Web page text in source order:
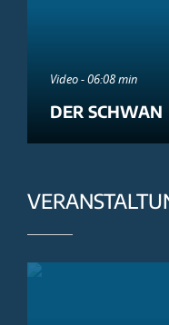
Video - 06:08 min
DER SCHWAN